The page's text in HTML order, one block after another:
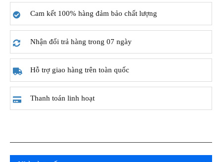
Cam kết 100% hàng đảm bảo chất lượng
Nhận đổi trả hàng trong 07 ngày
Hỗ trợ giao hàng trên toàn quốc
Thanh toán linh hoạt